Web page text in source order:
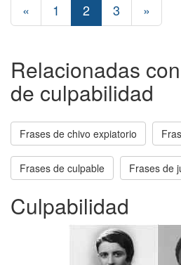
« 1 2 3 »
Relacionadas
de culpabilidad
Frases de chivo expiatorio
Frases de culpable Frases de
Culpabilidad